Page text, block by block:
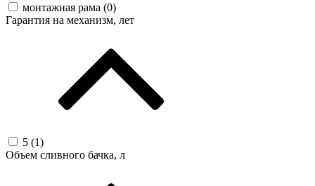
монтажная рама (0)
Гарантия на механизм, лет
5 (1)
Объем сливного бачка, л